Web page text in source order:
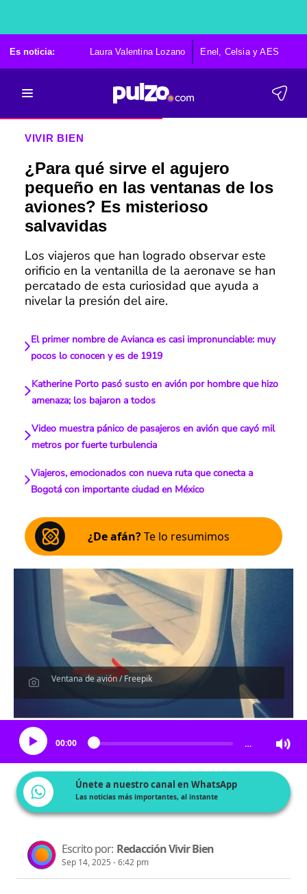
Es noticia: Laura Valentina Lozano Enel, Celsia y AES
VIVIR BIEN
¿Para qué sirve el agujero
pequeño en las ventanas de los
aviones? Es misterioso
salvavidas
Los viajeros que han logrado observar este
orificio en la ventanilla de la aeronave se han
percatado de esta curiosidad que ayuda a
nivelar la presión del aire.
El primer nombre de Avianca es casi impronunciable: muy
pocos lo conocen y es de 1919
Katherine Porto pasó susto en avión por hombre que hizo
amenaza; los bajaron a todos
Video muestra pánico de pasajeros en avión que cayó mil
metros por fuerte turbulencia
Viajeros, emocionados con nueva ruta que conecta a
Bogotá con importante ciudad en México
¿De afán?Te lo resumimos
Ventana de avión / Freepik
00:00 …
Únete a nuestro canal en WhatsApp
Las noticias más importantes, al instante
Escrito por: Redacción Vivir Bien
Sep 14, 2025 - 6:42 pm